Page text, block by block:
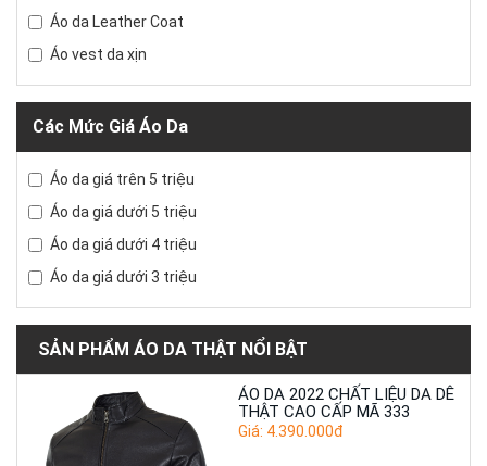
Áo da Leather Coat
Áo vest da xịn
Các Mức Giá Áo Da
Áo da giá trên 5 triệu
Áo da giá dưới 5 triệu
Áo da giá dưới 4 triệu
Áo da giá dưới 3 triệu
SẢN PHẨM ÁO DA THẬT NỔI BẬT
ÁO DA 2022 CHẤT LIỆU DA DÊ
THẬT CAO CẤP MÃ 333
Giá: 4.390.000đ